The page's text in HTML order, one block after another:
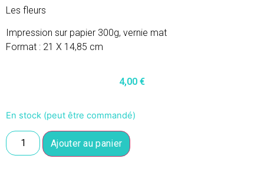
Les fleurs
Impression sur papier 300g, vernie mat
Format : 21 X 14,85 cm
4,00 €
En stock (peut être commandé)
Ajouter au panier